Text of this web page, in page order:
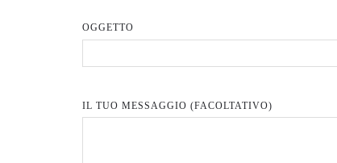
OGGETTO
IL TUO MESSAGGIO (FACOLTATIVO)